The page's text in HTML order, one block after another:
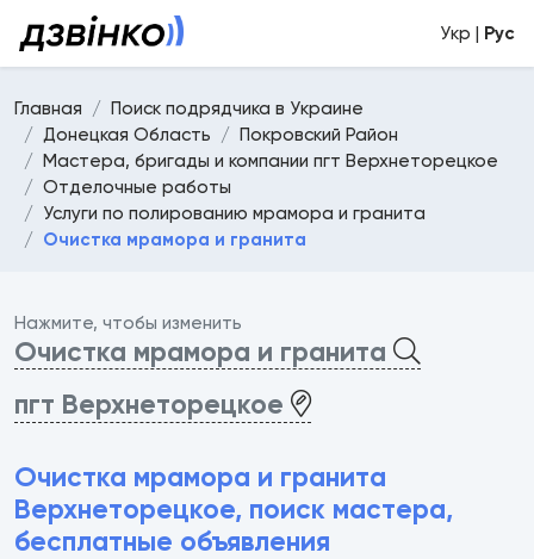
Укр | Рус
Главная
Поиск подрядчика в Украине
Донецкая Область
Покровский Район
Мастера, бригады и компании пгт Верхнеторецкое
Отделочные работы
Услуги по полированию мрамора и гранита
Очистка мрамора и гранита
Нажмите, чтобы изменить
Очистка мрамора и гранита
пгт Верхнеторецкое
Очистка мрамора и гранита
Верхнеторецкое, поиск мастера,
бесплатные объявления